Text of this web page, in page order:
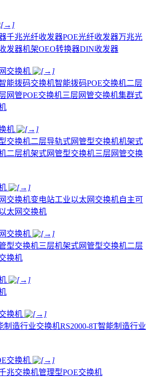
千兆光纤收发器POE光纤收发器万兆光
发器机架OEO转换器DIN收发器
交换机
能拨码交换机智能拨码POE交换机二层
网管POE交换机三层网管交换机集群式
机
交换机二层导轨式网管型交换机机架式
二层机架式网管型交换机三层网管交换
交换机变电站工业以太网交换机自主可
太网交换机
交换机
型交换机三层机架式网管型交换机二层
换机
换机
制造行业交换机RS2000-8T智能制造行业
交换机
兆交换机管理型POE交换机